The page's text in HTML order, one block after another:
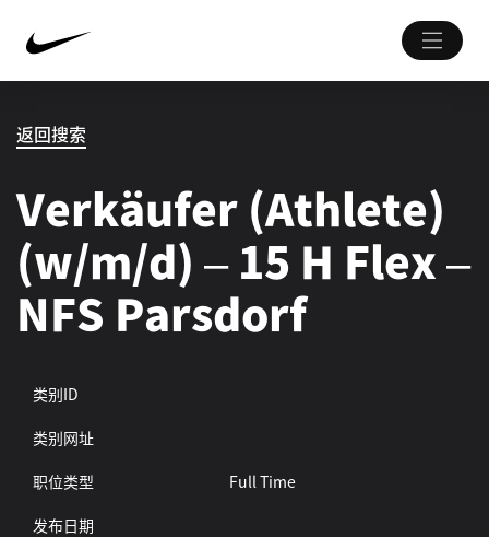
返回搜索
Verkäufer (Athlete)
(w/m/d) – 15 H Flex –
NFS Parsdorf
类别ID
类别网址
职位类型
Full Time
发布日期